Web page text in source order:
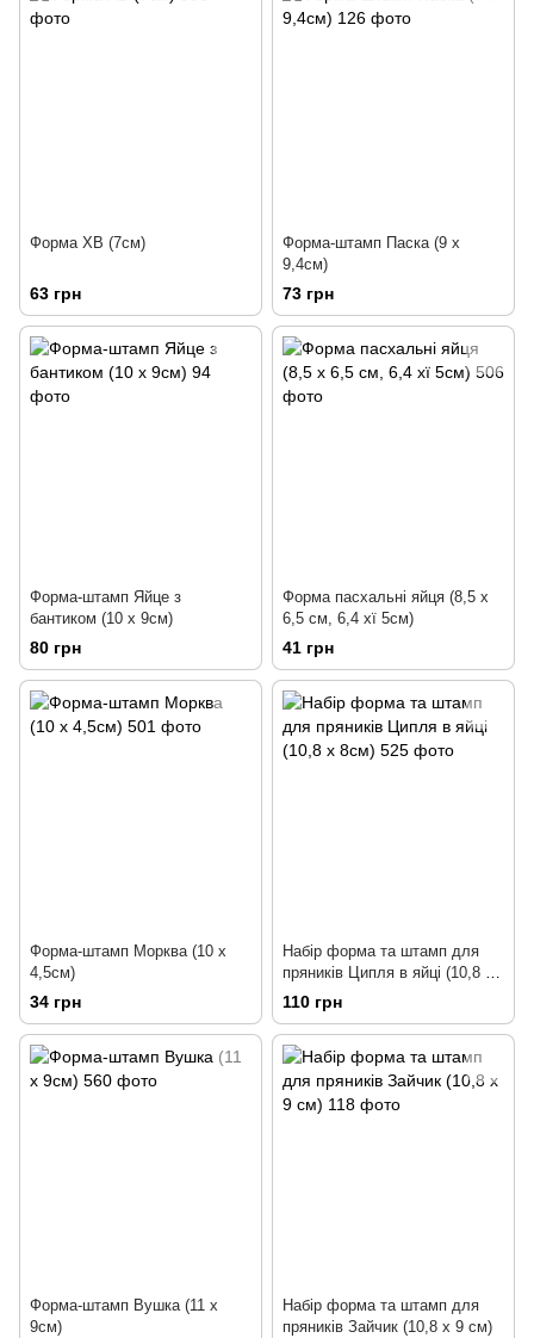
Форма ХВ (7см)
63 грн
Форма-штамп Паска (9 х
9,4см)
73 грн
Форма-штамп Яйце з
бантиком (10 х 9см)
80 грн
Форма пасхальні яйця (8,5 х
6,5 см, 6,4 хї 5см)
41 грн
Форма-штамп Морква (10 х
4,5см)
34 грн
Набір форма та штамп для
пряників Ципля в яйці (10,8 х
8см)
110 грн
Форма-штамп Вушка (11 х
9см)
Набір форма та штамп для
пряників Зайчик (10,8 х 9 см)